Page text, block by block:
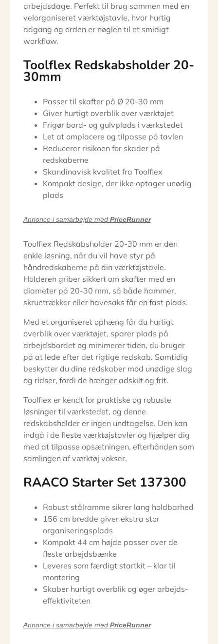
arbejdsdage. Perfekt til brug sammen med en
velorganiseret værktøjstavle, hvor hurtig
adgang og orden er nøglen til et smidigt
workflow.
Toolflex Redskabsholder 20-
30mm
Passer til skafter på Ø 20-30 mm
Giver hurtigt overblik over værktøjet
Frigør bord- og gulvplads i værkstedet
Let at omplacere og tilpasse på tavlen
Reducerer risikoen for skader på
redskaberne
Skandinavisk kvalitet fra Toolflex
Kompakt design, der ikke optager unødig
plads
Annonce i samarbejde med PriceRunner
Toolflex Redskabsholder 20-30 mm er den
enkle løsning, når du vil have styr på
håndredskaberne på din værktøjstavle.
Holderen griber sikkert om skafter med en
diameter på 20-30 mm, så både hammer,
skruetrækker eller havesaks får en fast plads.
Med et organiseret ophæng får du hurtigt
overblik over værktøjet, sparer plads på
arbejdsbordet og minimerer tiden, du bruger
på at lede efter det rigtige redskab. Samtidig
beskytter du dine redskaber mod unødige slag
og ridser, fordi de hænger adskilt og frit.
Toolflex er kendt for praktiske og robuste
løsninger til værkstedet, og denne
redskabsholder er ingen undtagelse. Den kan
indgå i de fleste værktøjstavler og hjælper dig
med at tilpasse opsætningen, efterhånden som
samlingen af værktøj vokser.
RAACO Starter Set 137300
Robust stålramme sikrer lang holdbarhed
156 cm bredde giver ekstra stor
organiseringsplads
Kompakt 44 cm højde passer over de
fleste arbejdsbænke
Leveres som færdigt startkit – klar til
montering
Skaber hurtigt overblik og øger arbejds­
effektiviteten
Annonce i samarbejde med PriceRunner